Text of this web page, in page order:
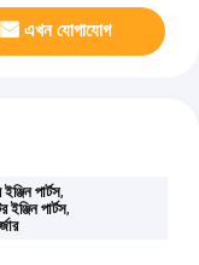
এখন যোগাযোগ
পার্টস,
পার্টস,